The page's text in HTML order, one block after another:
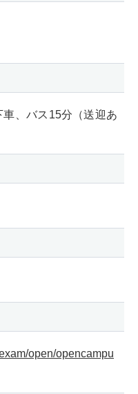
、バス15分（送迎あ
open/opencampu